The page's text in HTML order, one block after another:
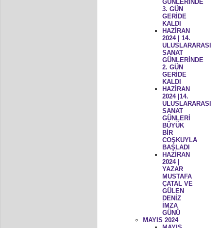
GÜNLERİNDE
3. GÜN
GERİDE
KALDI
HAZİRAN
2024 | 14.
ULUSLARARASI
SANAT
GÜNLERİNDE
2. GÜN
GERİDE
KALDI
HAZİRAN
2024 |14.
ULUSLARARASI
SANAT
GÜNLERİ
BÜYÜK
BİR
COŞKUYLA
BAŞLADI
HAZİRAN
2024 |
YAZAR
MUSTAFA
ÇATAL VE
GÜLEN
DENİZ
İMZA
GÜNÜ
MAYIS 2024